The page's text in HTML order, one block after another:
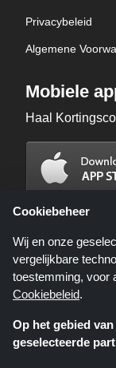
Privacybeleid
Algemene
Mobiele
Haal
Kortingscop.nl is
Cookiebeheer
Wij en onze
vergelijkbare
toestemming, voor
Cookiebeleid.
Op het gebied
geselecteerde